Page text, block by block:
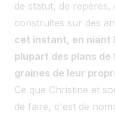
de statut, de repères,
construites sur des
cet instant, en niant
plupart des plans
graines de leur
Ce que Christine et
de faire, c'est de